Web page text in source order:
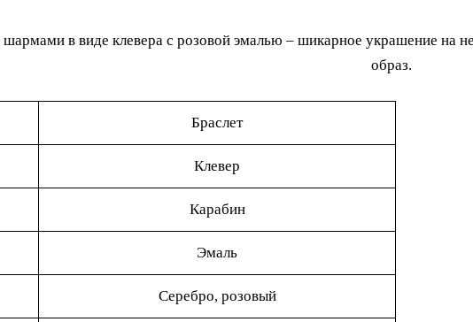
в виде клевера с розовой эмалью – шикарное украшение
образ.
Браслет
Клевер
Карабин
Эмаль
Серебро, розовый